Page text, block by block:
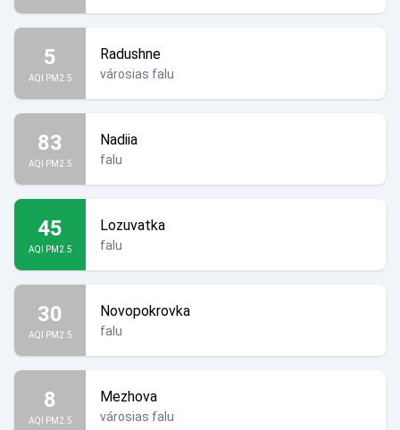
5
AQI PM2.5
Radushne
városias falu
83
AQI PM2.5
Nadiia
falu
45
AQI PM2.5
Lozuvatka
falu
30
AQI PM2.5
Novopokrovka
falu
8
AQI PM2.5
Mezhova
városias falu